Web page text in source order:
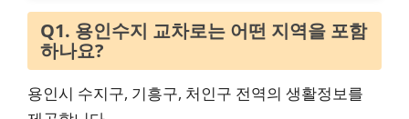
Q1. 용인수지 교차로는 어떤 지역을 포함
하나요?
용인시 수지구, 기흥구, 처인구 전역의 생활정보를